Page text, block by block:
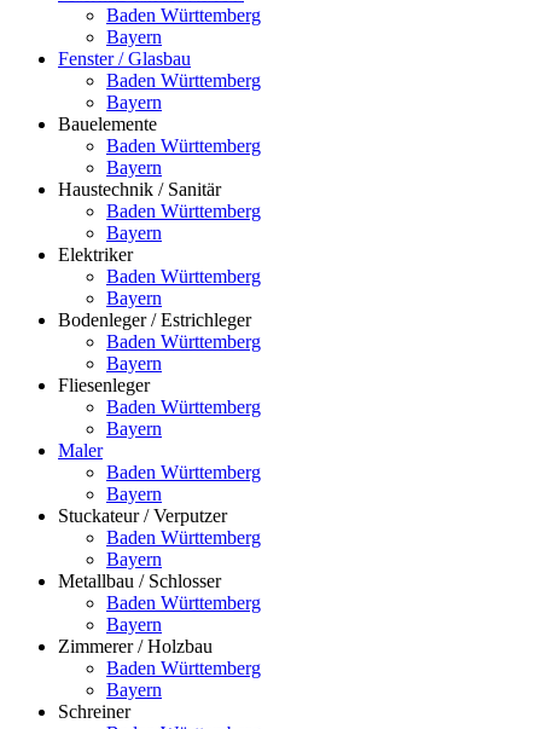
Baden Württemberg
Bayern
Fenster / Glasbau
Baden Württemberg
Bayern
Bauelemente
Baden Württemberg
Bayern
Haustechnik / Sanitär
Baden Württemberg
Bayern
Elektriker
Baden Württemberg
Bayern
Bodenleger / Estrichleger
Baden Württemberg
Bayern
Fliesenleger
Baden Württemberg
Bayern
Maler
Baden Württemberg
Bayern
Stuckateur / Verputzer
Baden Württemberg
Bayern
Metallbau / Schlosser
Baden Württemberg
Bayern
Zimmerer / Holzbau
Baden Württemberg
Bayern
Schreiner